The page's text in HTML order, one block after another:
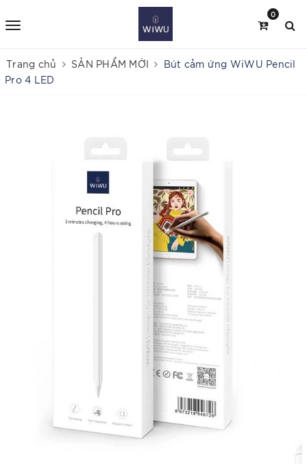
0
Trang chủ SẢN PHẨM MỚI
Bút cảm ứng WiWU Pencil
Pro 4 LED